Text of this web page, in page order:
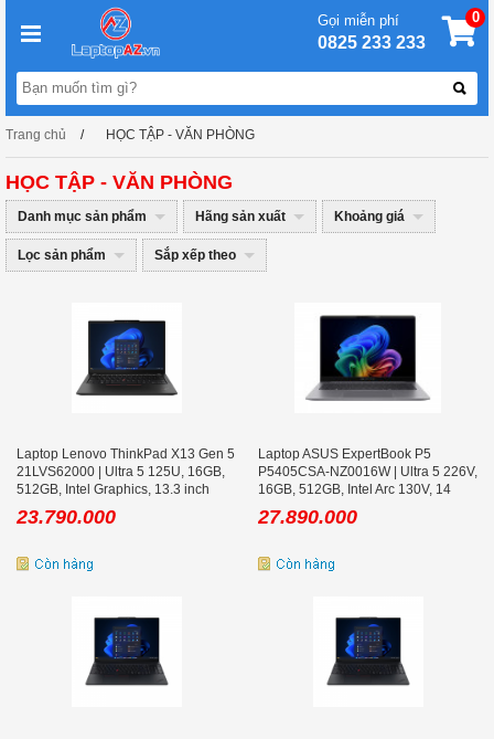
Gọi miễn phí
0825 233 233
0
Trang chủ HỌC TẬP - VĂN PHÒNG
HỌC TẬP - VĂN PHÒNG
Danh mục sản phẩm Hãng sản xuất Khoảng giá
Lọc sản phẩm Sắp xếp theo
Laptop Lenovo ThinkPad X13 Gen 5
21LVS62000 | Ultra 5 125U, 16GB,
512GB, Intel Graphics, 13.3 inch
WUXGA, Win 11 Pro
23.790.000
Laptop ASUS ExpertBook P5
P5405CSA-NZ0016W | Ultra 5 226V,
16GB, 512GB, Intel Arc 130V, 14
inch WQXGA, Win 11
27.890.000